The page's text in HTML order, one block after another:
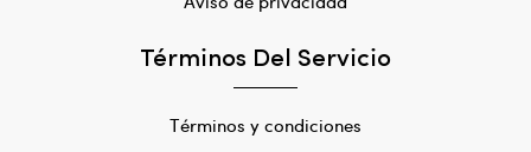
Términos Del Servicio
Términos y condiciones